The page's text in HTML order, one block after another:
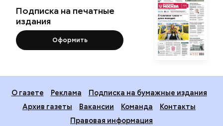
Подписка на печатные
издания
Оформить
О газете Реклама
Подписка на бумажные издания
Архив газеты
Вакансии Команда
Контакты
Правовая информация